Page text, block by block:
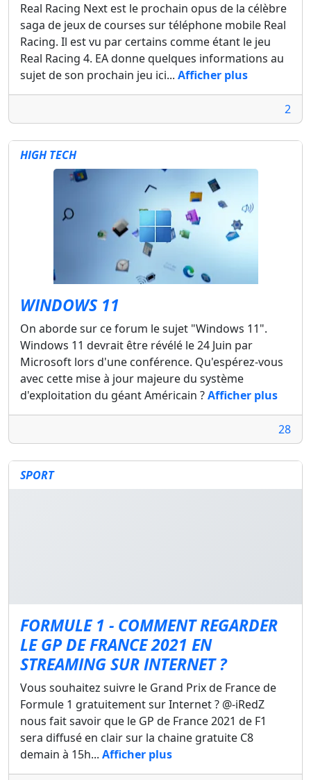
Real Racing Next est le prochain opus de la célèbre
saga de jeux de courses sur téléphone mobile Real
Racing. Il est vu par certains comme étant le jeu
Real Racing 4. EA donne quelques informations au
sujet de son prochain jeu ici... Afficher plus
2
HIGH TECH
WINDOWS 11
On aborde sur ce forum le sujet "Windows 11".
Windows 11 devrait être révélé le 24 Juin par
Microsoft lors d'une conférence. Qu'espérez-vous
avec cette mise à jour majeure du système
d'exploitation du géant Américain ?Afficher plus
28
SPORT
FORMULE 1 - COMMENT REGARDER
LE GP DE FRANCE 2021 EN
STREAMING SUR INTERNET ?
Vous souhaitez suivre le Grand Prix de France de
Formule 1 gratuitement sur Internet ? @-iRedZ
nous fait savoir que le GP de France 2021 de F1
sera diffusé en clair sur la chaine gratuite C8
demain à 15h... Afficher plus